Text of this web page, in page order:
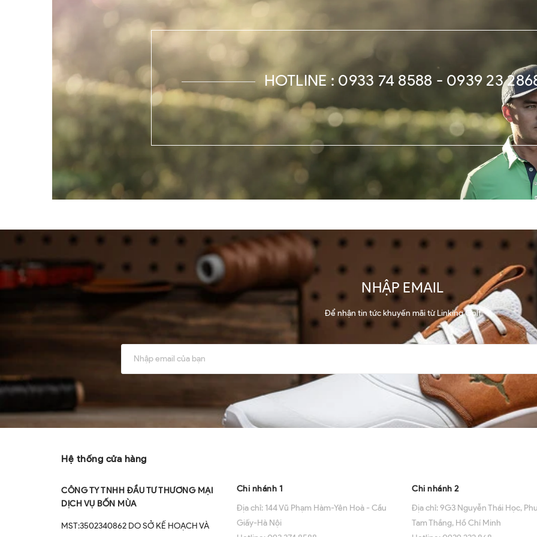
HOTLINE : 0933 74 8588 - 0939 23
NHẬP EMAIL
Để nhận tin tức khuyến mãi từ Linking Golf
Hệ thống cửa hàng
CÔNG TY TNHH ĐẦU TƯ THƯƠNG MẠI
DỊCH VỤ BỐN MÙA
MST:3502340862 DO SỞ KẾ HOẠCH VÀ
Chi nhánh 1
Địa chỉ:144 Vũ Phạm Hàm-Yên Hoà - Cầu
Giấy-Hà Nội
Chi nhánh 2
Địa chỉ:9G3 Nguyễn Thái Học,
Tam Thắng, Hồ Chí Minh